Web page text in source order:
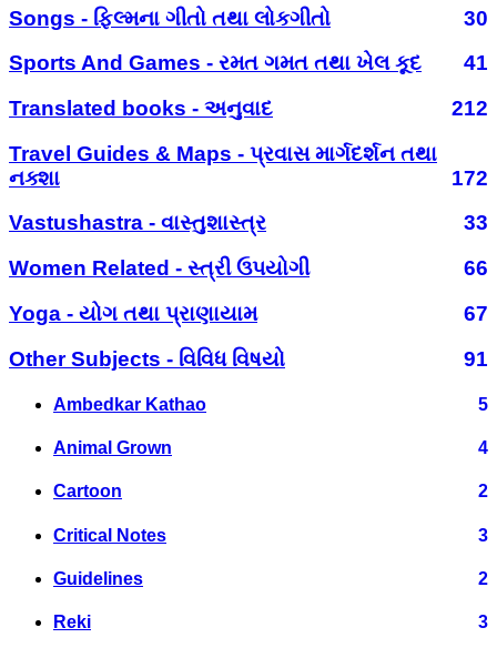
Songs - ફિલ્મના ગીતો તથા લોકગીતો
30
Sports And Games - રમત ગમત તથા ખેલ કૂદ
41
Translated books - અનુવાદ
212
Travel Guides & Maps - પ્રવાસ માર્ગદર્શન તથા
નક્શા
172
Vastushastra - વાસ્તુશાસ્ત્ર
33
Women Related - સ્ત્રી ઉપયોગી
66
Yoga - યોગ તથા પ્રાણાયામ
67
Other Subjects - વિવિધ વિષયો
91
Ambedkar Kathao 5
Animal Grown 4
Cartoon 2
Critical Notes 3
Guidelines 2
Reki 3